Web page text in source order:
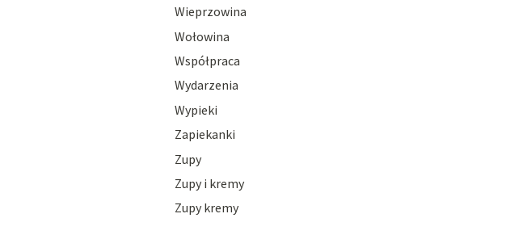
Wieprzowina
Wołowina
Współpraca
Wydarzenia
Wypieki
Zapiekanki
Zupy
Zupy i kremy
Zupy kremy